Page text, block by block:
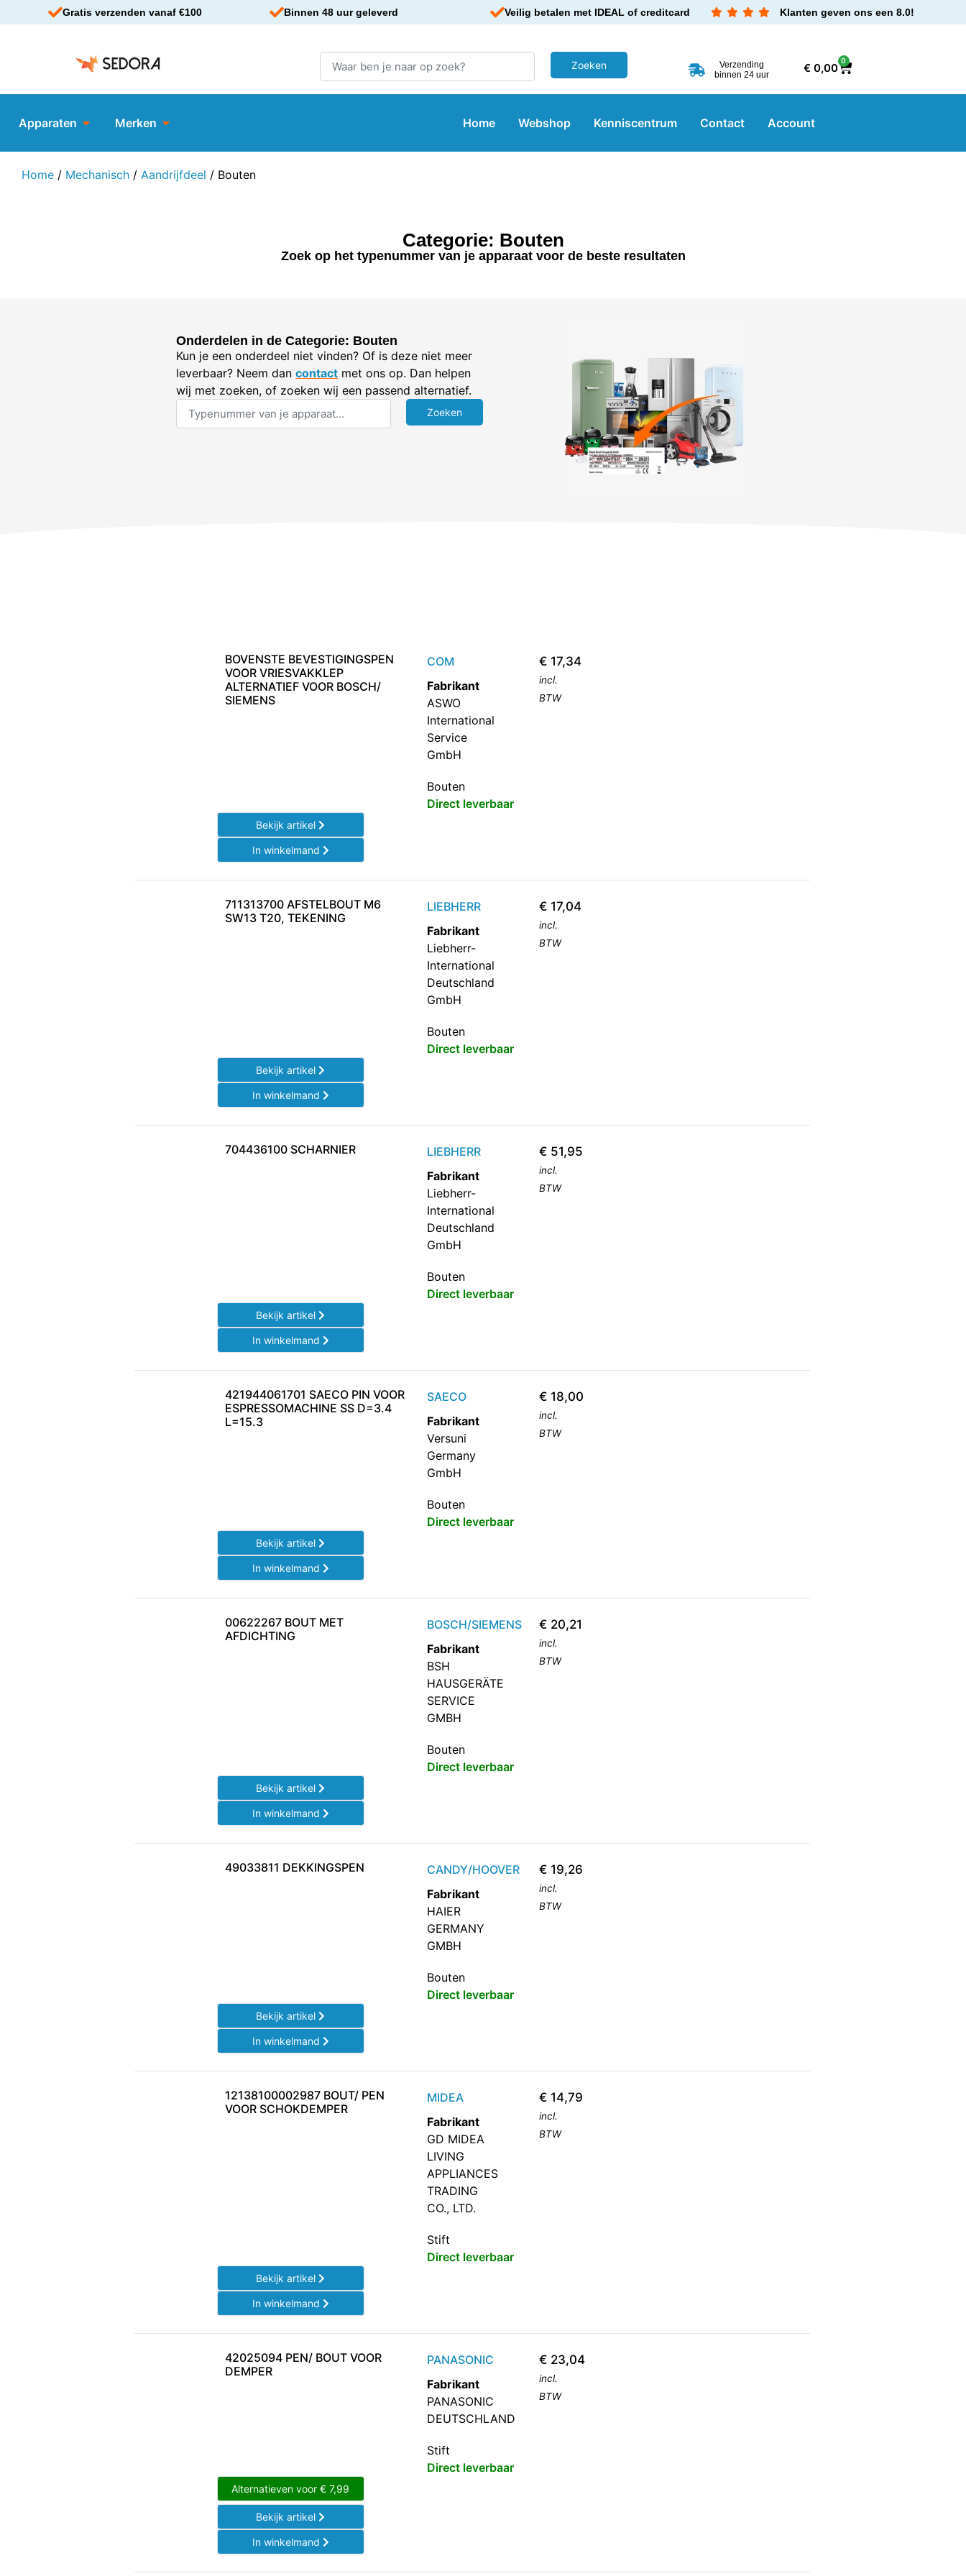
Gratis verzenden vanaf €100 Binnen 48 uur geleverd Veilig betalen met IDEAL of creditcard Klanten geven ons een 8.0!
Verzending
binnen 24 uur
€0,00
0
Apparaten Merken Home Webshop Kenniscentrum Contact Account
Home / Mechanisch / Aandrijfdeel / Bouten
Categorie: Bouten
Zoek op het typenummer van je apparaat voor de beste resultaten
Onderdelen in de Categorie: Bouten
Kun je een onderdeel niet vinden? Of is deze niet meer
leverbaar? Neem dancontact met ons op. Dan helpen
wij met zoeken, of zoeken wij een passend alternatief.
BOVENSTE BEVESTIGINGSPEN
VOOR VRIESVAKKLEP
ALTERNATIEF VOOR BOSCH/
SIEMENS
COM
Fabrikant
ASWO
International
Service
GmbH
Bouten
Direct leverbaar
€ 17,34
incl.
BTW
Bekijk artikel
In winkelmand
711313700 AFSTELBOUT M6
SW13 T20, TEKENING
LIEBHERR
Fabrikant
Liebherr-
International
Deutschland
GmbH
Bouten
Direct leverbaar
€ 17,04
incl.
BTW
Bekijk artikel
In winkelmand
704436100 SCHARNIER
LIEBHERR
Fabrikant
Liebherr-
International
Deutschland
GmbH
Bouten
Direct leverbaar
€ 51,95
incl.
BTW
Bekijk artikel
In winkelmand
421944061701 SAECO PIN VOOR
ESPRESSOMACHINE SS D=3.4
L=15.3
SAECO
Fabrikant
Versuni
Germany
GmbH
Bouten
Direct leverbaar
€ 18,00
incl.
BTW
Bekijk artikel
In winkelmand
00622267 BOUT MET
AFDICHTING
BOSCH/SIEMENS
Fabrikant
BSH
HAUSGERÄTE
SERVICE
GMBH
Bouten
Direct leverbaar
€ 20,21
incl.
BTW
Bekijk artikel
In winkelmand
49033811 DEKKINGSPEN
CANDY/HOOVER
Fabrikant
HAIER
GERMANY
GMBH
Bouten
Direct leverbaar
€ 19,26
incl.
BTW
Bekijk artikel
In winkelmand
12138100002987 BOUT/ PEN
VOOR SCHOKDEMPER
MIDEA
Fabrikant
GD MIDEA
LIVING
APPLIANCES
TRADING
CO., LTD.
Stift
Direct leverbaar
€ 14,79
incl.
BTW
Bekijk artikel
In winkelmand
42025094 PEN/ BOUT VOOR
DEMPER
PANASONIC
Fabrikant
PANASONIC
DEUTSCHLAND
Stift
Direct leverbaar
€ 23,04
incl.
BTW
Alternatieven voor€ 7,99
Bekijk artikel
In winkelmand